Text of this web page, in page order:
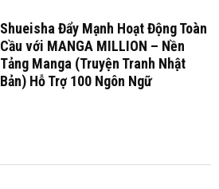
Shueisha Đẩy Mạnh Hoạt Động Toàn
Cầu với MANGA MILLION – Nền
Tảng Manga (Truyện Tranh Nhật
Bản) Hỗ Trợ 100 Ngôn Ngữ